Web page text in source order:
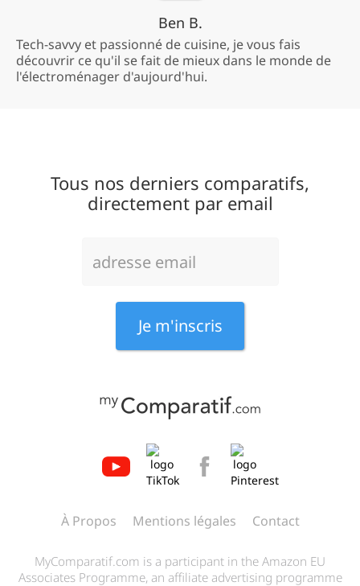
Ben B.
Tech-savvy et passionné de cuisine, je vous fais
découvrir ce qu'il se fait de mieux dans le monde de
l'électroménager d'aujourd'hui.
Tous nos derniers comparatifs,
directement par email
À Propos Mentions légales Contact
MyComparatif.com is a participant in the Amazon EU
Associates Programme, an affiliate advertising programme